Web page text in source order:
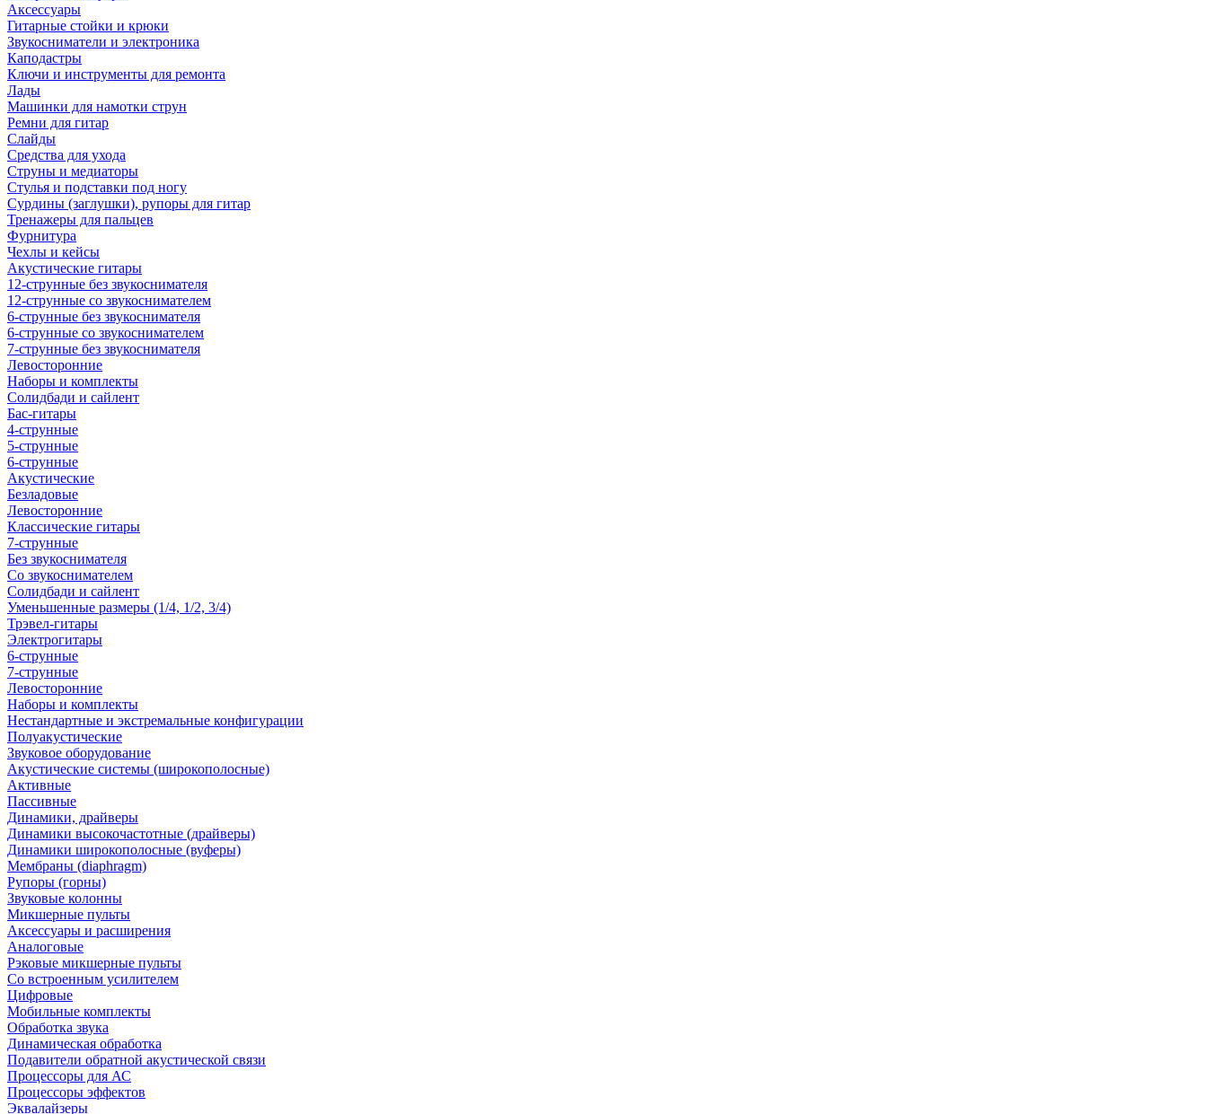
Аксессуары
Гитарные стойки и крюки
Звукосниматели и электроника
Каподастры
Ключи и инструменты для ремонта
Лады
Машинки для намотки струн
Ремни для гитар
Слайды
Средства для ухода
Струны и медиаторы
Стулья и подставки под ногу
Сурдины (заглушки), рупоры для гитар
Тренажеры для пальцев
Фурнитура
Чехлы и кейсы
Акустические гитары
12-струнные без звукоснимателя
12-струнные со звукоснимателем
6-струнные без звукоснимателя
6-струнные со звукоснимателем
7-струнные без звукоснимателя
Левосторонние
Наборы и комплекты
Солидбади и сайлент
Бас-гитары
4-струнные
5-струнные
6-струнные
Акустические
Безладовые
Левосторонние
Классические гитары
7-струнные
Без звукоснимателя
Со звукоснимателем
Солидбади и сайлент
Уменьшенные размеры (1/4, 1/2, 3/4)
Трэвел-гитары
Электрогитары
6-струнные
7-струнные
Левосторонние
Наборы и комплекты
Нестандартные и экстремальные конфигурации
Полуакустические
Звуковое оборудование
Акустические системы (широкополосные)
Активные
Пассивные
Динамики, драйверы
Динамики высокочастотные (драйверы)
Динамики широкополосные (вуферы)
Мембраны (diaphragm)
Рупоры (горны)
Звуковые колонны
Микшерные пульты
Аксессуары и расширения
Аналоговые
Рэковые микшерные пульты
Со встроенным усилителем
Цифровые
Мобильные комплекты
Обработка звука
Динамическая обработка
Подавители обратной акустической связи
Процессоры для АС
Процессоры эффектов
Эквалайзеры